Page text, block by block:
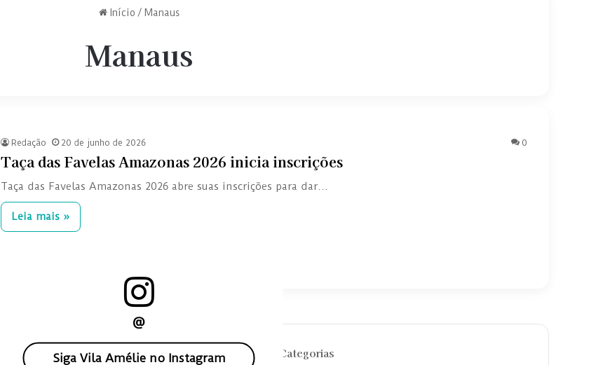
Início / Manaus
Manaus
Redação 20 de junho de 2026 0
Taça das Favelas Amazonas 2026 inicia inscrições
Taça das Favelas Amazonas 2026 abre suas inscrições para dar…
Leia mais »
@
Siga Vila Amélie no Instagram
Check Also Categorias